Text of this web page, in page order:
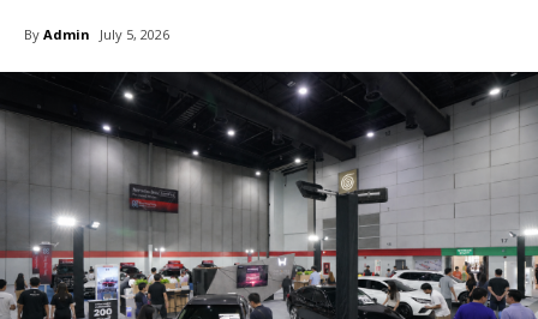
By Admin July 5, 2026